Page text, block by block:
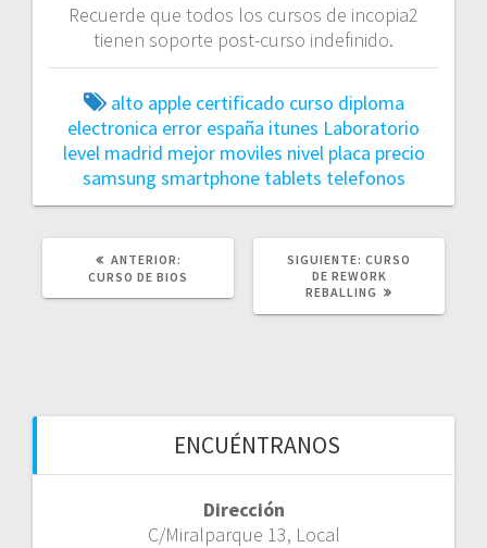
Recuerde que todos los cursos de incopia2
tienen soporte post-curso indefinido.
alto apple certificado curso diploma
electronica error españa itunes Laboratorio
level madrid mejor moviles nivel placa precio
samsung smartphone tablets telefonos
ANTERIOR:
O
O
R
:
CURSO DE BIOS
SIGUIENTE: S
I
G
O
:
CURSO
DE REWORK
REBALLING
ENCUÉNTRANOS
Dirección
C/Miralparque 13, Local